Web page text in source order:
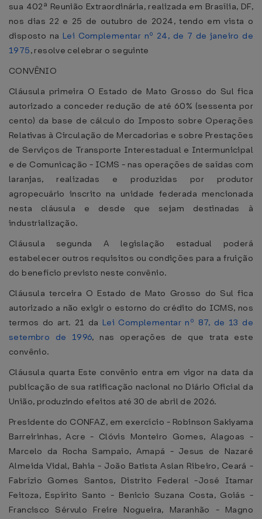
sua 402ª Reunião Extraordinária, realizada em Brasília, DF,
nos dias 22 e 25 de outubro de 2024, tendo em vista o
disposto na Lei Complementar nº 24, de 7 de janeiro de
1975, resolve celebrar o seguinte
CONVÊNIO
Cláusula primeira O Estado de Mato Grosso do Sul fica
autorizado a conceder redução de até 60% (sessenta por
cento) da base de cálculo do Imposto sobre Operações
Relativas à Circulação de Mercadorias e sobre Prestações
de Serviços de Transporte Interestadual e Intermunicipal
e de Comunicação - ICMS - nas operações de saídas com
laranjas, realizadas e produzidas por produtor
agropecuário inscrito na unidade federada mencionada
nesta cláusula e desde que sejam destinadas à
industrialização.
Cláusula segunda A legislação estadual poderá
estabelecer outros requisitos ou condições para a fruição
do benefício previsto neste convênio.
Cláusula terceira O Estado de Mato Grosso do Sul fica
autorizado a não exigir o estorno do crédito do ICMS, nos
termos do art. 21 da Lei Complementar nº 87, de 13 de
setembro de 1996, nas operações de que trata este
convênio.
Cláusula quarta Este convênio entra em vigor na data da
publicação de sua ratificação nacional no Diário Oficial da
União, produzindo efeitos até 30 de abril de 2026.
Presidente do CONFAZ, em exercício - Robinson Sakiyama
Barreirinhas, Acre - Clóvis Monteiro Gomes, Alagoas -
Marcelo da Rocha Sampaio, Amapá - Jesus de Nazaré
Almeida Vidal, Bahia - João Batista Aslan Ribeiro, Ceará -
Fabrízio Gomes Santos, Distrito Federal -José Itamar
Feitoza, Espírito Santo - Benicio Suzana Costa, Goiás -
Francisco Sérvulo Freire Nogueira, Maranhão - Magno